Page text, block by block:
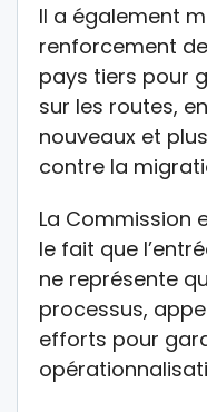
Il a également
renforcement
pays tiers pour
sur les routes,
nouveaux et
contre la
La Commission
le fait que
ne représente
processus,
efforts pour